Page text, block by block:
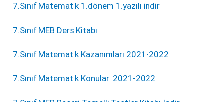
7.Sınıf Matematik 1.dönem 1.yazılı indir
7.Sınıf MEB Ders Kitabı
7.Sınıf Matematik Kazanımları 2021-2022
7.Sınıf Matematik Konuları 2021-2022